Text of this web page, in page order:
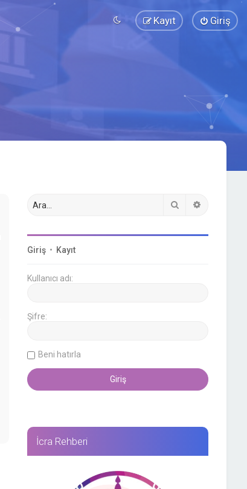
Giriş
Kayıt
Ara
Giriş • Kayıt
Kullanıcı adı:
Şifre:
Beni hatırla
İcra Rehberi